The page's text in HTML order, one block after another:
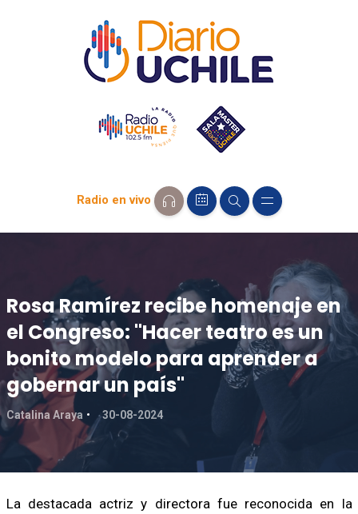
Radio en vivo
Rosa Ramírez recibe homenaje en
el Congreso: "Hacer teatro es un
bonito modelo para aprender a
gobernar un país"
Catalina Araya 30-08-2024
La destacada actriz y directora fue reconocida en la